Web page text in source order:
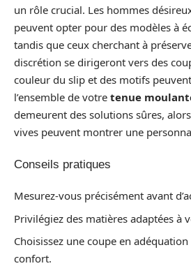
un rôle crucial. Les hommes
peuvent opter pour des modèles à
tandis que ceux cherchant à
discrétion se dirigeront vers des
couleur du slip et des motifs
l’ensemble de votre tenue
demeurent des solutions sûres,
vives peuvent montrer une
Conseils pratiques
Mesurez-vous précisément avant
Privilégiez des matières adaptées à
Choisissez une coupe en
confort.